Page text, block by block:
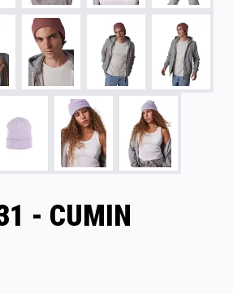
- CUMIN